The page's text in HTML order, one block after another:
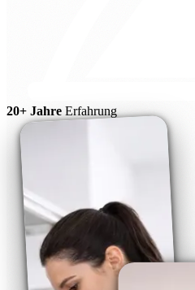
20+ Jahre Erfahrung